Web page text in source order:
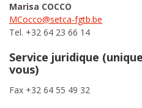
Marisa COCCO
MCocco@setca-fgtb.be
Tel. +32 64 23 66 14
Service juridique
vous)
Fax +32 64 55 49 32